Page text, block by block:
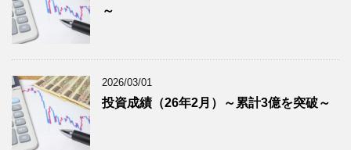
～
2026/03/01
投資成績（26年2月）～累計3億を突破～